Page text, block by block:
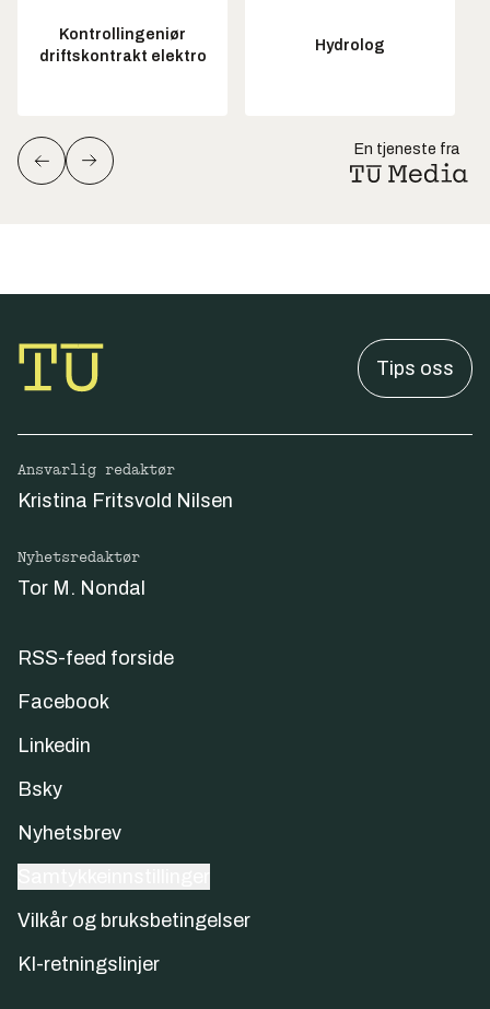
Kontrollingeniør
driftskontrakt elektro
Hydrolog
En tjeneste fra
Tips oss
Ansvarlig redaktør
Kristina Fritsvold Nilsen
Nyhetsredaktør
Tor M. Nondal
RSS-feed forside
Facebook
Linkedin
Bsky
Nyhetsbrev
Vilkår og bruksbetingelser
KI-retningslinjer